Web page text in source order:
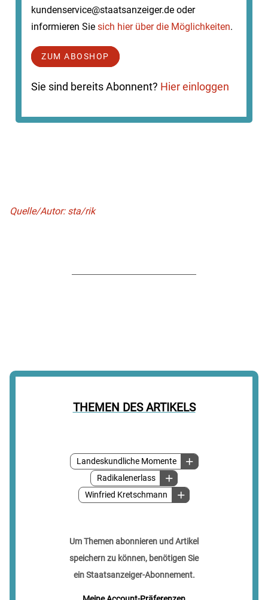
THEMEN DES ARTIKELS
Landeskundliche Momente
Radikalenerlass
Winfried Kretschmann
Um Themen abonnieren und Artikel
speichern zu können, benötigen Sie
ein Staatsanzeiger-Abonnement.
kundenservice@staatsanzeiger.de oder
informieren Sie sich hier über die Möglichkeiten.
ZUM ABOSHOP
Sie sind bereits Abonnent? Hier einloggen
Quelle/Autor: sta/rik